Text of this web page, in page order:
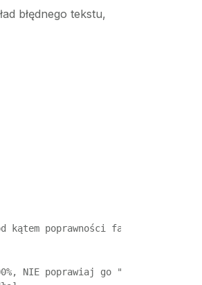
błędnego tekstu,
kątem poprawności faktów,
poprawiaj go "na ślepo".